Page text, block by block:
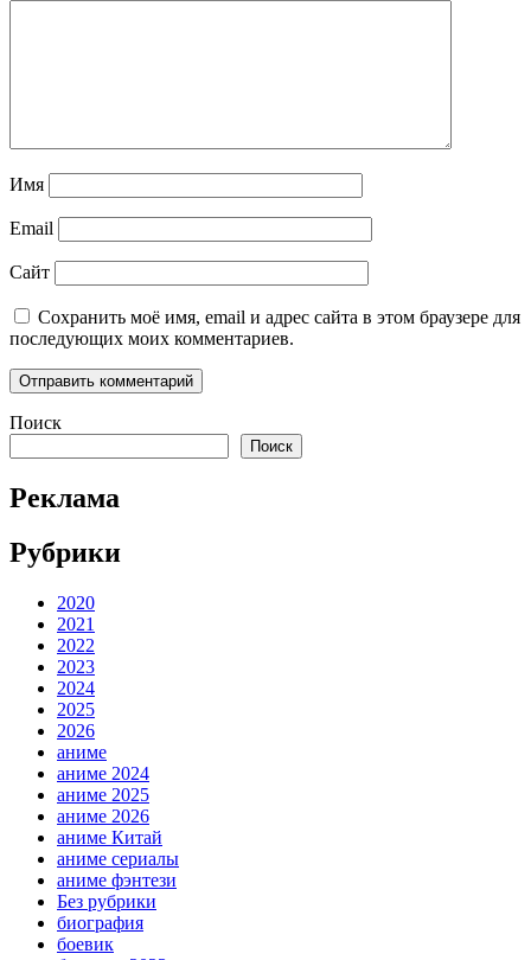
Имя
Email
Сайт
Сохранить моё имя, email и адрес сайта в этом браузере для
последующих моих комментариев.
Поиск
Поиск
Реклама
Рубрики
2020
2021
2022
2023
2024
2025
2026
аниме
аниме 2024
аниме 2025
аниме 2026
аниме Китай
аниме сериалы
аниме фэнтези
Без рубрики
биография
боевик